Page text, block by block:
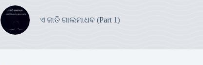
ଏ ଜାତି ଗାଲମାଧବ (Part 1)